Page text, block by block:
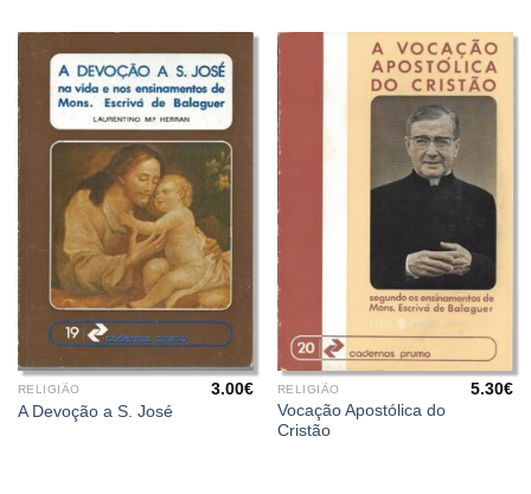
RELIGIÃO
A Devoção a S. José
3.00€ RELIGIÃO
Vocação Apostólica do
Cristão
5.30€